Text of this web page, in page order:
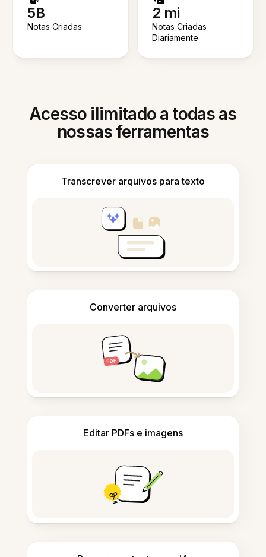
5B
Notas Criadas
2 mi
Notas Criadas
Diariamente
Acesso ilimitado a todas as
nossas ferramentas
Transcrever arquivos para texto
Converter arquivos
Editar PDFs e imagens